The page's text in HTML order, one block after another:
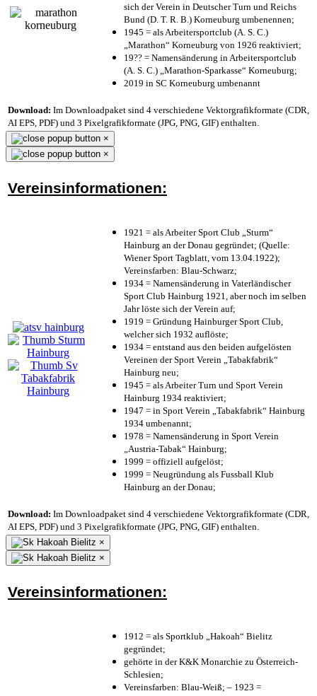
sich der Verein in Deutscher Turn und Reichs
Bund (D. T. R. B.) Korneuburg umbenennen;
1945 = als Arbeitersportclub (A. S. C.)
„Marathon“ Korneuburg von 1926 reaktiviert;
19?? = Namensänderung in Arbeitersportclub
(A. S. C.) „Marathon-Sparkasse“ Korneuburg;
2019 in SC Korneuburg umbenannt
Download: Im Downloadpaket sind 4 verschiedene Vektorgrafikformate (CDR,
AI EPS, PDF) und 3 Pixelgrafikformate (JPG, PNG, GIF) enthalten.
×
×
Vereinsinformationen:
1921 = als Arbeiter Sport Club „Sturm“
Hainburg an der Donau gegründet; (Quelle:
Wiener Sport Tagblatt, vom 13.04.1922);
Vereinsfarben: Blau-Schwarz;
1934 = Namensänderung in Vaterländischer
Sport Club Hainburg 1921, aber noch im selben
Jahr löste sich der Verein auf;
1919 = Gründung Hainburger Sport Club,
welcher sich 1932 auflöste;
1934 = entstand aus den beiden aufgelösten
Vereinen der Sport Verein „Tabakfabrik“
Hainburg neu;
1945 = als Arbeiter Turn und Sport Verein
Hainburg 1934 reaktiviert;
1947 = in Sport Verein „Tabakfabrik“ Hainburg
1934 umbenannt;
1978 = Namensänderung in Sport Verein
„Austria-Tabak“ Hainburg;
1999 = offiziell aufgelöst;
1999 = Neugründung als Fussball Klub
Hainburg an der Donau;
Download: Im Downloadpaket sind 4 verschiedene Vektorgrafikformate (CDR,
AI EPS, PDF) und 3 Pixelgrafikformate (JPG, PNG, GIF) enthalten.
×
×
Vereinsinformationen:
1912 = als Sportklub „Hakoah“ Bielitz
gegründet;
gehörte in der K&K Monarchie zu Österreich-
Schlesien;
Vereinsfarben: Blau-Weiß; – 1923 =